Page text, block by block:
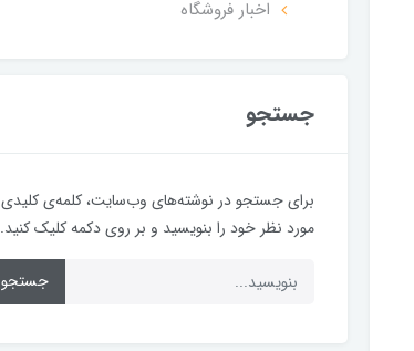
اخبار فروشگاه
جستجو
برای جستجو در نوشته‌های وب‌سایت، کلمه‌ی کلیدی
مورد نظر خود را بنویسید و بر روی دکمه کلیک کنید.
جستجو